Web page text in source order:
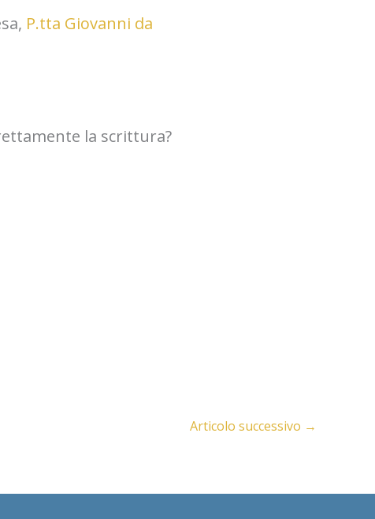
P.tta Giovanni da
la scrittura?
Articolo successivo →